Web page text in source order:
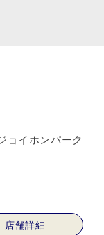
イホンパーク
店舗詳細